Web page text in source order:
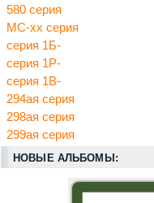
580 серия
МС-хх серия
серия 1Б-
серия 1Р-
серия 1В-
294ая серия
298ая серия
299ая серия
НОВЫЕ АЛЬБОМЫ: